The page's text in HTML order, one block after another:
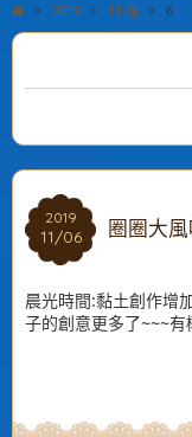
> 2019 > 11 月 > 6
2019
11/06
2019
11/06 圈圈大
晨光時間:黏土創作增
子的創意更多了~~~